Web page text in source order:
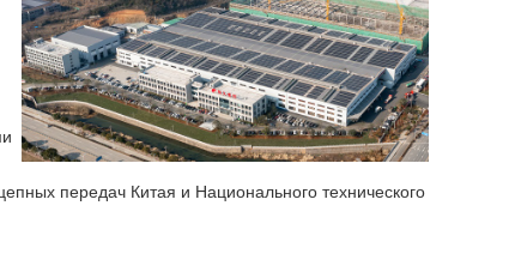
передач Китая и Национального технического